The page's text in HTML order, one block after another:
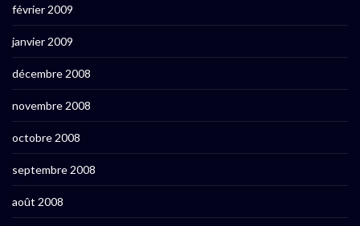
février 2009
janvier 2009
décembre 2008
novembre 2008
octobre 2008
septembre 2008
août 2008